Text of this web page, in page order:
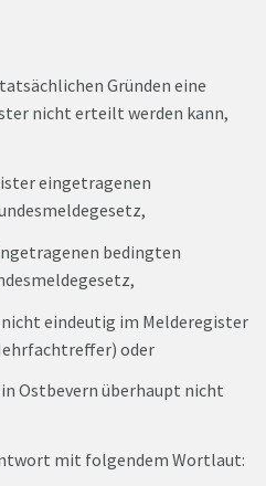
Gründen eine
nicht erteilt werden kann,
eingetragenen
bedingten
eindeutig im Melderegister
oder
Ostbevern überhaupt nicht
mit folgendem Wortlaut: